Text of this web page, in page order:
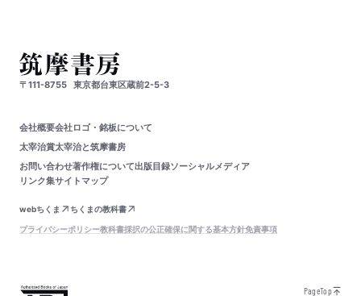
〒111-8755 東京都台東区蔵前2-5-3
会社概要会社ロゴ・銘板について
太宰治賞太宰治と筑摩書房
お問い合わせ著作権について出版目録ソーシャルメディア
リンク集サイトマップ
webちくま
ちくまの教科書
プライバシーポリシー教科書採択の公正確保に関する基本方針免責事項
PageTop